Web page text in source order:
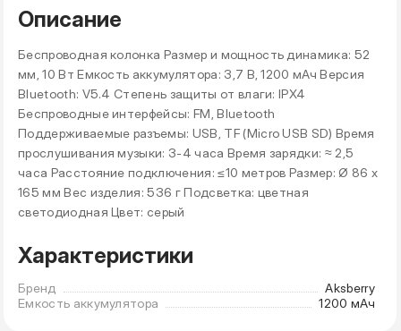
Описание
Беспроводная колонка Размер и мощность динамика: 52
мм, 10 Вт Емкость аккумулятора: 3,7 В, 1200 мАч Версия
Bluetooth: V5.4 Степень защиты от влаги: IPX4
Беспроводные интерфейсы: FM, Bluetooth
Поддерживаемые разъемы: USB, TF (Micro USB SD) Время
прослушивания музыки: 3-4 часа Время зарядки: ≈ 2,5
часа Расстояние подключения: ≤10 метров Размер: Ø 86 x
165 мм Вес изделия: 536 г Подсветка: цветная
светодиодная Цвет: серый
Характеристики
Бренд
Aksberry
Емкость аккумулятора
1200 мАч